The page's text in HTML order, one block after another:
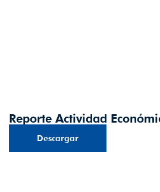
Reporte Actividad
Descargar